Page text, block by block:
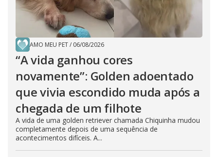
AMO MEU PET/ 06/08/2026
“A vida ganhou cores
novamente”: Golden adoentado
que vivia escondido muda após a
chegada de um filhote
A vida de uma golden retriever chamada Chiquinha mudou
completamente depois de uma sequência de
acontecimentos difíceis. A...